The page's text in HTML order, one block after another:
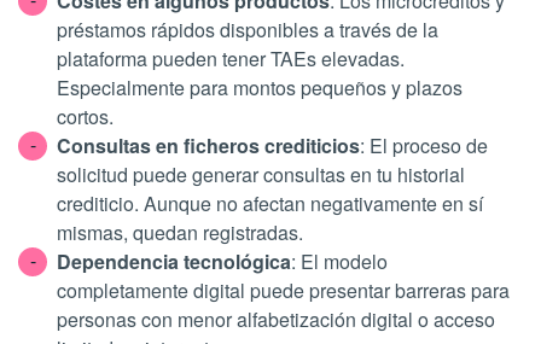
préstamos rápidos disponibles a través de la
plataforma pueden tener TAEs elevadas.
Especialmente para montos pequeños y plazos
cortos.
Consultas en ficheros crediticios: El proceso de
solicitud puede generar consultas en tu historial
crediticio. Aunque no afectan negativamente en sí
mismas, quedan registradas.
Dependencia tecnológica: El modelo
completamente digital puede presentar barreras para
personas con menor alfabetización digital o acceso